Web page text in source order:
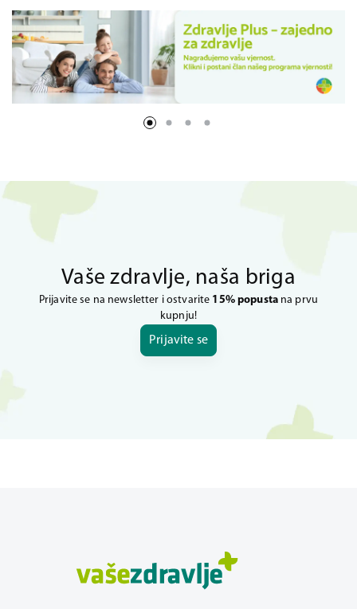
Vaše zdravlje, naša briga
Prijavite se na newsletter i ostvarite 15% popustana prvu
kupnju!
Prijavite se